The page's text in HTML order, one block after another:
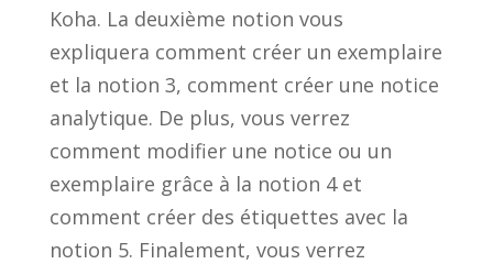
Koha. La deuxième notion vous
expliquera comment créer un exemplaire
et la notion 3, comment créer une notice
analytique. De plus, vous verrez
comment modifier une notice ou un
exemplaire grâce à la notion 4 et
comment créer des étiquettes avec la
notion 5. Finalement, vous verrez